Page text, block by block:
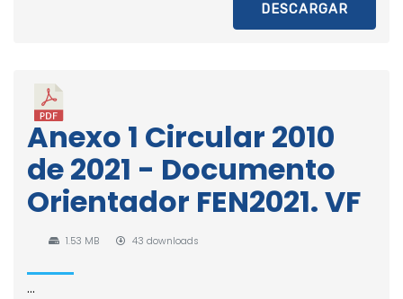
DESCARGAR
Anexo 1 Circular 2010
de 2021 - Documento
Orientador FEN2021. VF
1.53 MB 43 downloads
...